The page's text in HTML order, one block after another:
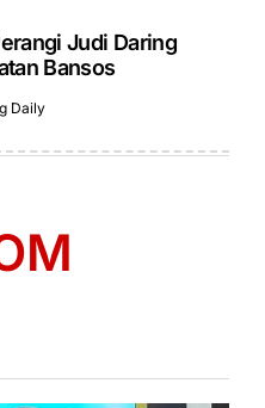
Judi Daring
Bansos
Daily